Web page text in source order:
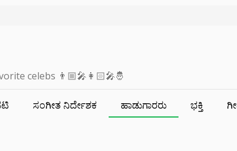
celebs 👨🏼‍🎤👩🏻‍🎤🤴
ಸಂಗೀತ ನಿರ್ದೇಶಕ ಹಾಡುಗಾರರು ಭಕ್ತಿ